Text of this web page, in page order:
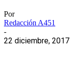
Por
Redacción A451
-
22 diciembre, 2017